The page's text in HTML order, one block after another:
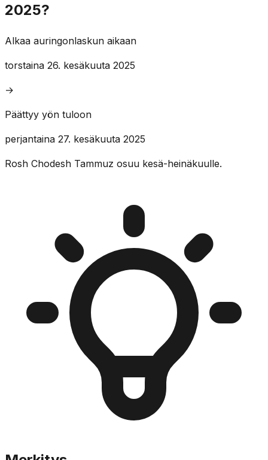
2025?
Alkaa auringonlaskun aikaan
torstaina 26. kesäkuuta 2025
→
Päättyy yön tuloon
perjantaina 27. kesäkuuta 2025
Rosh Chodesh Tammuz osuu kesä-heinäkuulle.